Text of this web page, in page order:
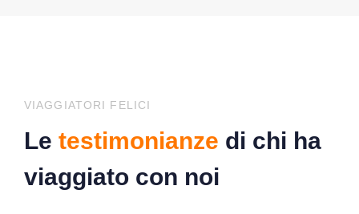
VIAGGIATORI FELICI
Le testimonianze di chi ha
viaggiato con noi